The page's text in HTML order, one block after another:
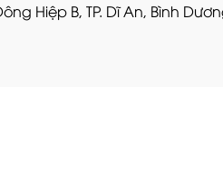
Hiệp B, TP. Dĩ An, Bình